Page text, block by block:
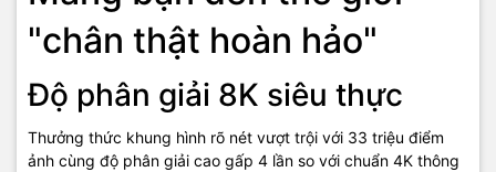
"chân thật hoàn hảo"
Độ phân giải 8K siêu thực
Thưởng thức khung hình rõ nét vượt trội với 33 triệu điểm
ảnh cùng độ phân giải cao gấp 4 lần so với chuẩn 4K thông
bản giao hưởng âm thanh tuyệt vời Công nghệ Q-Symphony tận
dụng loa TV và loa thanh, kiến tạo không gian giải trí đỉnh cao, bao
trùm mọi giác quan.
*Q-Symphony chỉ khả dụng với các soundbar tương thích. Kiểm
tra khả năng tương thích của Q-Symphony trong thông số kỹ thuật
của loa thanh.